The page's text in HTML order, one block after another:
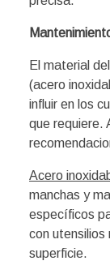
El material
(acero
influir en los
que requiere.
Acero
manchas y
específicos
con utensilios
superficie.